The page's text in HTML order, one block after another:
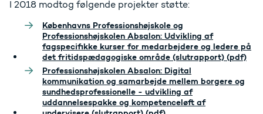
I 2018 modtog følgende projekter støtte:
Københavns Professionshøjskole og
Professionshøjskolen Absalon: Udvikling af
fagspecifikke kurser for medarbejdere og ledere på
det fritidspædagogiske område (slutrapport) (pdf)
Professionshøjskolen Absalon: Digital
kommunikation og samarbejde mellem borgere og
sundhedsprofessionelle - udvikling af
uddannelsespakke og kompetenceløft af